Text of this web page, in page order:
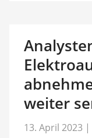
weiter
13. April 2023 |